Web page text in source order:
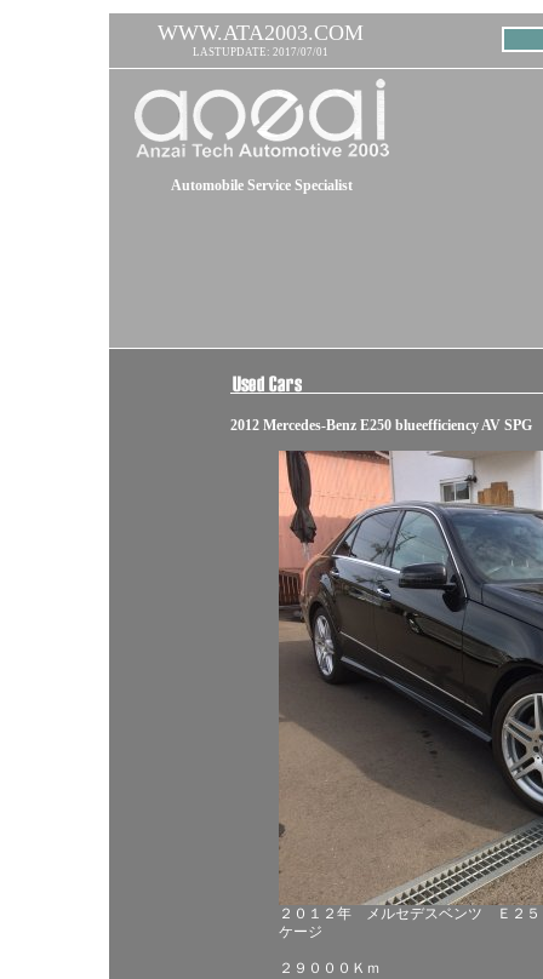
WWW.ATA2003.COM
LASTUPDATE: 2017/07/01
Automobile Service Specialist
2012 Mercedes-Benz E250 blueefficiency AV SPG
２０１２年 メルセデスベンツ Ｅ２
ケージ
２９０００Ｋｍ